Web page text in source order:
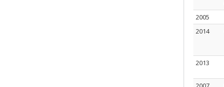
2005
2014
2013